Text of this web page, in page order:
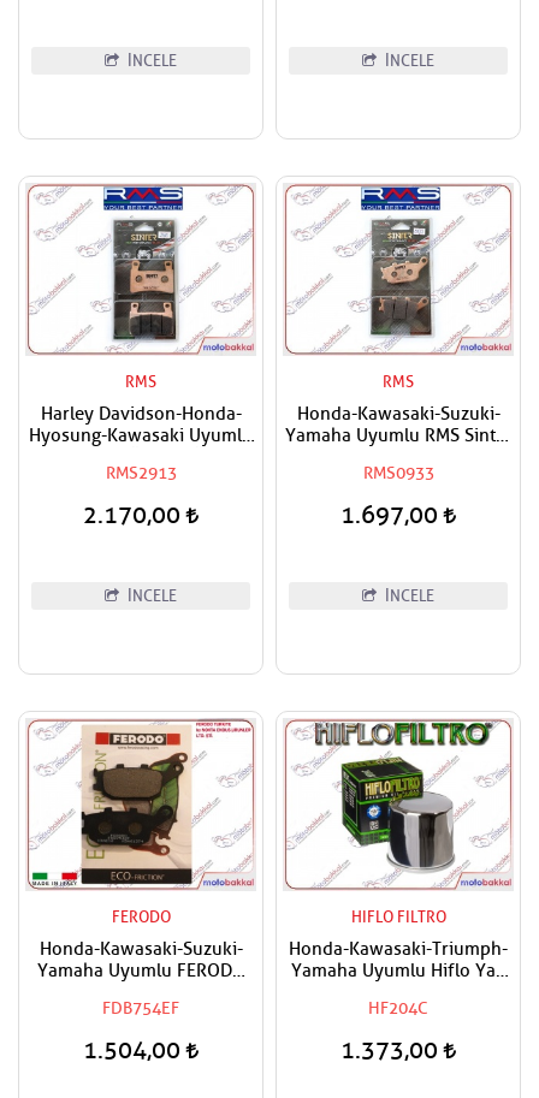
İNCELE İNCELE
RMS
Harley Davidson-Honda-
Hyosung-Kawasaki Uyumlu
Fren Balatası
RMS2913
2.170,00
İNCELE
RMS
Honda-Kawasaki-Suzuki-
Yamaha Uyumlu RMS Sinter
RMS0933
1.697,00
İNCELE
FERODO
Honda-Kawasaki-Suzuki-
Yamaha Uyumlu FERODO
FDB754EF
1.504,00
HIFLO FILTRO
Honda-Kawasaki-Triumph-
Yamaha Uyumlu Hiflo Yağ
HF204C
1.373,00